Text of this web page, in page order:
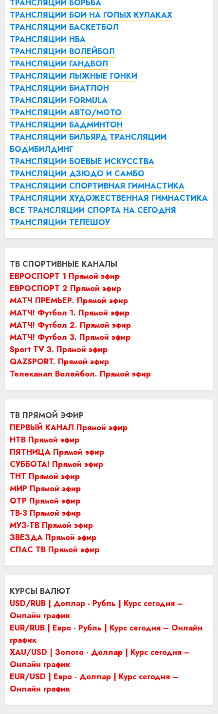
ТРАНСЛЯЦИИ БОРЬБА
ТРАНСЛЯЦИИ БОИ НА ГОЛЫХ КУЛАКАХ
ТРАНСЛЯЦИИ БАСКЕТБОЛ
ТРАНСЛЯЦИИ НБА
ТРАНСЛЯЦИИ ВОЛЕЙБОЛ
ТРАНСЛЯЦИИ ГАНДБОЛ
ТРАНСЛЯЦИИ ЛЫЖНЫЕ ГОНКИ
ТРАНСЛЯЦИИ БИАТЛОН
ТРАНСЛЯЦИИ FORMULA
ТРАНСЛЯЦИИ АВТО/МОТО
ТРАНСЛЯЦИИ БАДМИНТОН
ТРАНСЛЯЦИИ БИЛЬЯРД ТРАНСЛЯЦИИ
БОДИБИЛДИНГ
ТРАНСЛЯЦИИ БОЕВЫЕ ИСКУССТВА
ТРАНСЛЯЦИИ ДЗЮДО И САМБО
ТРАНСЛЯЦИИ СПОРТИВНАЯ ГИМНАСТИКА
ТРАНСЛЯЦИИ ХУДОЖЕСТВЕННАЯ ГИМНАСТИКА
ВСЕ ТРАНСЛЯЦИИ СПОРТА НА СЕГОДНЯ
ТРАНСЛЯЦИИ ТЕЛЕШОУ
ТВ СПОРТИВНЫЕ КАНАЛЫ
ЕВРОСПОРТ 1 Прямой эфир
ЕВРОСПОРТ 2 Прямой эфир
МАТЧ ПРЕМЬЕР. Прямой эфир
МАТЧ! Футбол 1. Прямой эфир
МАТЧ! Футбол 2. Прямой эфир
МАТЧ! Футбол 3. Прямой эфир
Sport TV 3. Прямой эфир
QAZSPORT. Прямой эфир
Телеканал Волейбол. Прямой эфир
ТВ ПРЯМОЙ ЭФИР
ПЕРВЫЙ КАНАЛ Прямой эфир
НТВ Прямой эфир
ПЯТНИЦА Прямой эфир
СУББОТА! Прямой эфир
ТНТ Прямой эфир
МИР Прямой эфир
ОТР Прямой эфир
ТВ-3 Прямой эфир
МУЗ-ТВ Прямой эфир
ЗВЕЗДА Прямой эфир
СПАС ТВ Прямой эфир
КУРСЫ ВАЛЮТ
USD/RUB | Доллар - Рубль | Курс сегодня –
Онлайн график
EUR/RUB | Евро - Рубль | Курс сегодня – Онлайн
график
XAU/USD | Золото - Доллар | Курс сегодня –
Онлайн график
EUR/USD | Евро - Доллар | Курс сегодня –
Онлайн график